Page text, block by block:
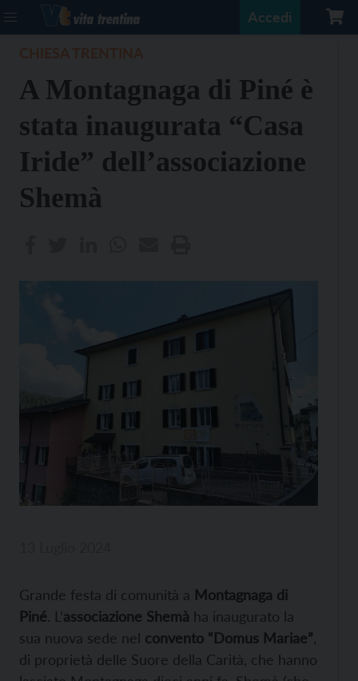
Accedi
A Montagnaga di Piné è
stata inaugurata “Casa
Iride” dell’associazione
Shemà
Grande festa di comunità a Montagnaga di
Piné. L’associazione Shemà ha inaugurato la
sua nuova sede nel convento “Domus Mariae”
di proprietà delle Suore della Carità, che hanno